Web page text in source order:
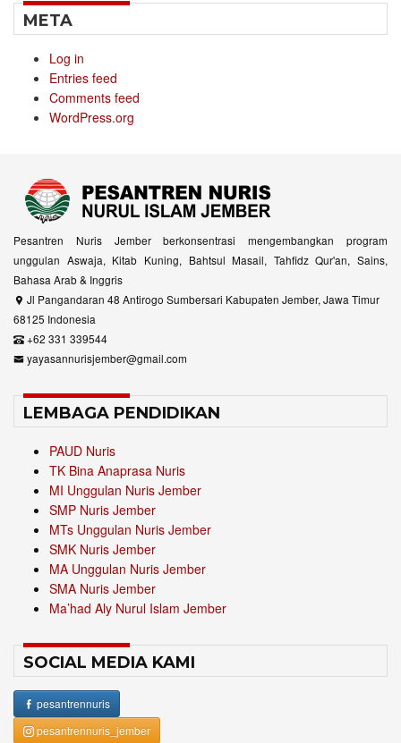
META
Log in
Entries feed
Comments feed
WordPress.org
Pesantren Nuris Jember berkonsentrasi mengembangkan program
unggulan Aswaja, Kitab Kuning, Bahtsul Masail, Tahfidz Qur'an, Sains,
Bahasa Arab & Inggris
Jl Pangandaran 48 Antirogo Sumbersari Kabupaten Jember, Jawa Timur
68125 Indonesia
+62 331 339544
yayasannurisjember@gmail.com
LEMBAGA PENDIDIKAN
PAUD Nuris
TK Bina Anaprasa Nuris
MI Unggulan Nuris Jember
SMP Nuris Jember
MTs Unggulan Nuris Jember
SMK Nuris Jember
MA Unggulan Nuris Jember
SMA Nuris Jember
Ma’had Aly Nurul Islam Jember
SOCIAL MEDIA KAMI
pesantrennuris
pesantrennuris_jember